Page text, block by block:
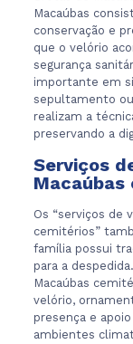
Macaúbas
conservação e
que o velório
segurança
importante em
sepultamento
realizam a
preservando a
Serviços
Os “serviços de
cemitérios”
família possui
para a
Macaúbas
velório,
presença e
ambientes